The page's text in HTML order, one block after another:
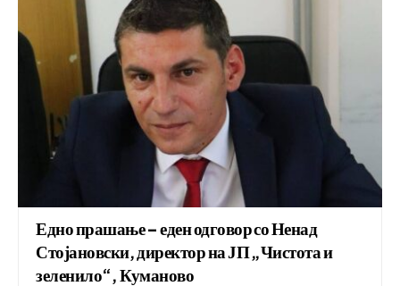
Едно прашање – еден одговор со Ненад
Стојановски, директор на ЈП „Чистота и
зеленило“, Куманово